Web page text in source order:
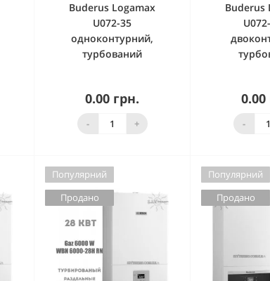
Buderus Logamax
U072-35
одноконтурний,
турбований
0.00 грн.
- +
Знято з
виробництва
Buderus
0.00
-
Популярний
Продано
Популярний
Продано